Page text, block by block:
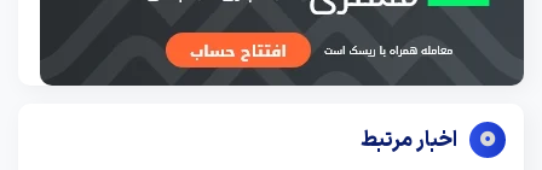
اخبار مرتبط